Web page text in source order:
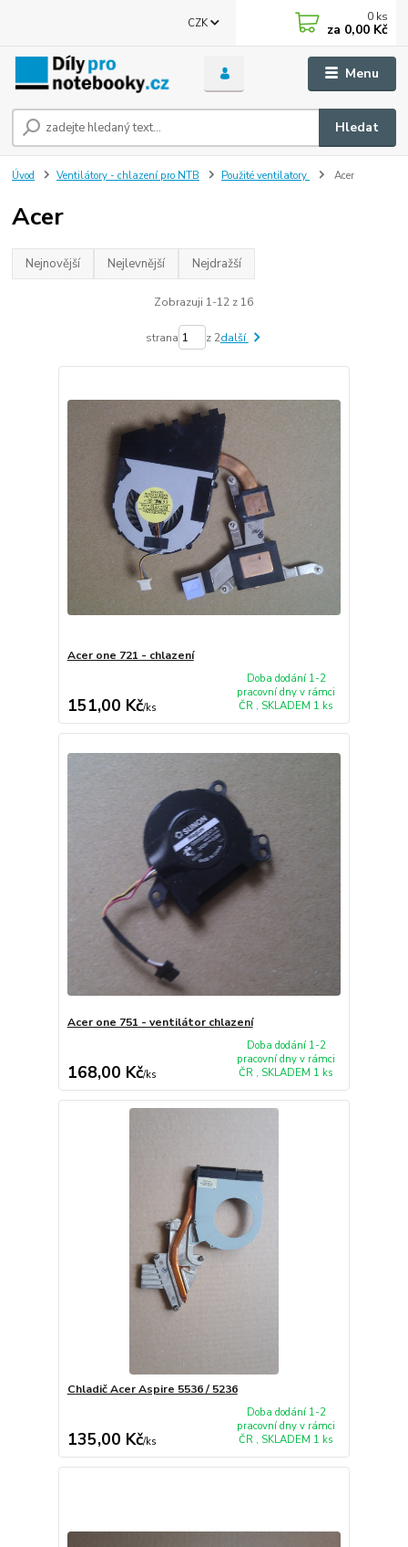
Menu
CZK
Hledat
0 ks
za 0,00 Kč
Úvod Ventilátory - chlazení pro NTB Použité ventilatory Acer
Acer
Nejnovější Nejlevnější Nejdražší
Zobrazuji 1-12 z 16
strana z 2další
Acer one 721 - chlazení
151,00 Kč/ks
Doba dodání 1-2
pracovní dny v rámci
ČR , SKLADEM 1 ks
Acer one 751 - ventilátor chlazení
168,00 Kč/ks
Doba dodání 1-2
pracovní dny v rámci
ČR , SKLADEM 1 ks
Chladič Acer Aspire 5536 / 5236
135,00 Kč/ks
Doba dodání 1-2
pracovní dny v rámci
ČR , SKLADEM 1 ks